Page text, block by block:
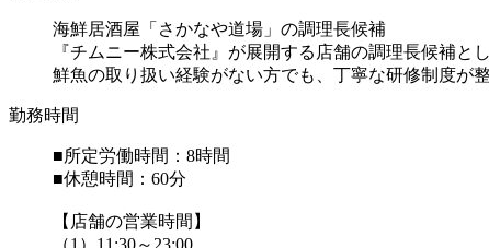
海鮮居酒屋「さかなや道場」の調理長候補
『チムニー株式会社』が展開する店舗の調理長候補と
鮮魚の取り扱い経験がない方でも、丁寧な研修制度
勤務時間
■所定労働時間：8時間
■休憩時間：60分
【店舗の営業時間】